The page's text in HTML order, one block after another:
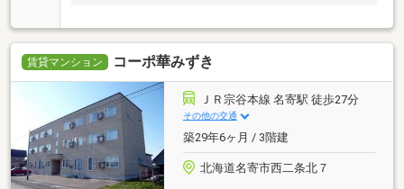
賃貸マンション コーポ華みずき
ＪＲ宗谷本線 名寄駅 徒歩27分
その他の交通
築29年6ヶ月 / 3階建
北海道名寄市西二条北７